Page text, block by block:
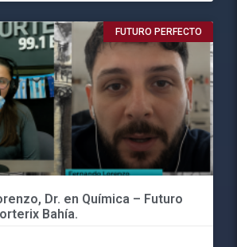
FUTURO PERFECTO
Dr. en Química – Futuro
Bahía.